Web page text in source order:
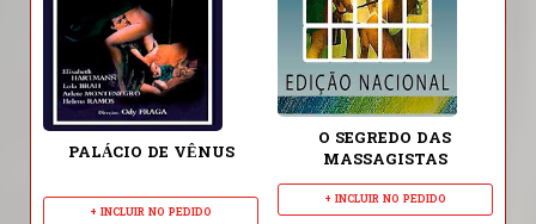
PALÁCIO DE VÊNUS
+ INCLUIR NO PEDIDO
O SEGREDO DAS
MASSAGISTAS
+ INCLUIR NO PEDIDO